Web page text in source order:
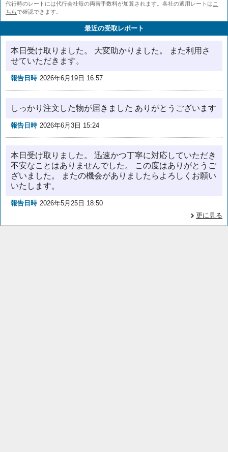
代行時のレートには代行会社毎の両替手数料が加算されます。各社の適用レートはこ
ちらで確認できます。
最近の受取レポート
本日受け取りました。 大変助かりました。 また利用さ
せていただきます。
報告日時 2026年6月19日 16:57
しっかり注文した物が届きました ありがとうございます
報告日時 2026年6月3日 15:24
本日受け取りました。 迅速かつ丁寧に対応していただき
不安なことはありませんでした。 この度はありがとうご
ざいました。 またの機会がありましたらよろしくお願い
いたします。
報告日時 2026年5月25日 18:50
更に見る